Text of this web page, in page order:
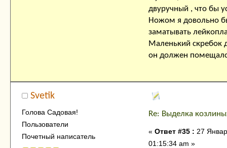
двуручный , что бы
Ножом я довольно
заматывать
Маленький скребок
он должен
Svetik
Голова Садовая!
Пользователи
Почетный написатель
Re: Выделка
« Ответ #35 : 27
01:15:34 am »